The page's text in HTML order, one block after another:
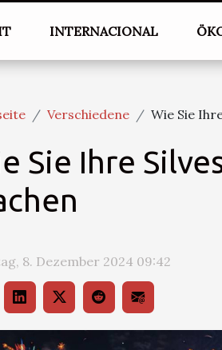
INTERNACIONAL
Verschiedene Wie Sie
Sie Ihre
8. Dezember 2024 09:42